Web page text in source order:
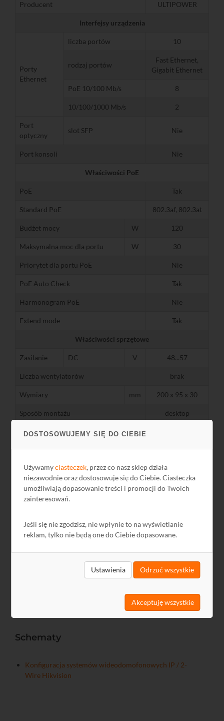
DOSTOSOWUJEMY SIĘ DO CIEBIE
Używamyciasteczek, przez co nasz sklep działa
niezawodnie oraz dostosowuje się do Ciebie. Ciasteczka
umożliwiają dopasowanie treści i promocji do Twoich
zainteresowań.
Jeśli się nie zgodzisz, nie wpłynie to na wyświetlanie
reklam, tylko nie będą one do Ciebie dopasowane.
Ustawienia Odrzuć wszystkie
Akceptuję wszystkie
Producent ULTIPOWER
Interfejsy urządzenia
Porty
Ethernet
liczba portów 10
rodzaj portów
Fast Ethernet,
Gigabit Ethernet
PoE 10/100 Mb/s 8
10/100/1000 Mb/s 2
Port
optyczny
slot SFP Nie
Port konsoli Nie
Właściwości PoE
PoE Tak
Standard PoE 802.3af, 802.3at
Budżet mocy W 120
Maksymalna moc dla portu W 30
Priorytet dla portu PoE Nie
PoE Auto Check Tak
Harmonogram PoE Nie
Extend mode Tak
Właściwości sprzętowe
Zasilanie DC V 48...57
Liczba wentylatorów brak
Wymiary mm 200 x 95 x 30
Sposób montażu desktop
Redundantne zasilanie
Certyfikaty CE/FCC
Zawartość opakowania
instrukcja,
switch, zasilacz
Temperatura
przechowywania ℃ -40...+85
powietrza % 10...90
przechowywania 5...90
Schematy
Konfiguracja systemów wideodomofonowych IP / 2-
Wire Hikvision